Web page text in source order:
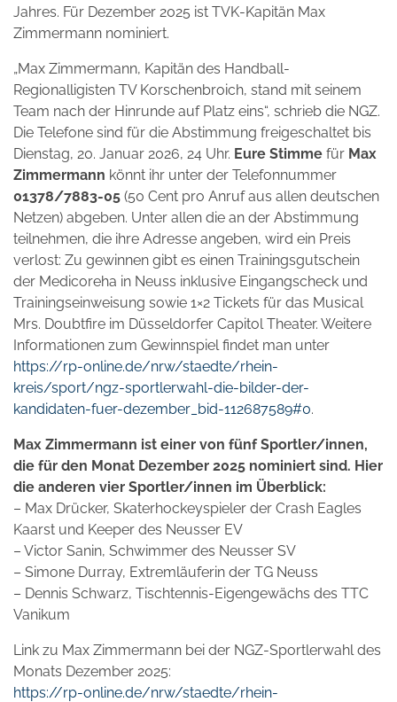
Jahres. Für Dezember 2025 ist TVK-Kapitän Max
Zimmermann nominiert.
„Max Zimmermann, Kapitän des Handball-
Regionalligisten TV Korschenbroich, stand mit seinem
Team nach der Hinrunde auf Platz eins“, schrieb die NGZ.
Die Telefone sind für die Abstimmung freigeschaltet bis
Dienstag, 20. Januar 2026, 24 Uhr. Eure Stimme für Max
Zimmermann könnt ihr unter der Telefonnummer
01378/7883-05 (50 Cent pro Anruf aus allen deutschen
Netzen) abgeben. Unter allen die an der Abstimmung
teilnehmen, die ihre Adresse angeben, wird ein Preis
verlost: Zu gewinnen gibt es einen Trainingsgutschein
der Medicoreha in Neuss inklusive Eingangscheck und
Trainingseinweisung sowie 1×2 Tickets für das Musical
Mrs. Doubtfire im Düsseldorfer Capitol Theater. Weitere
Informationen zum Gewinnspiel findet man unter
https://rp-online.de/nrw/staedte/rhein-
kreis/sport/ngz-sportlerwahl-die-bilder-der-
kandidaten-fuer-dezember_bid-112687589#0.
Max Zimmermann ist einer von fünf Sportler/innen,
die für den Monat Dezember 2025 nominiert sind. Hier
die anderen vier Sportler/innen im Überblick:
– Max Drücker, Skaterhockeyspieler der Crash Eagles
Kaarst und Keeper des Neusser EV
– Victor Sanin, Schwimmer des Neusser SV
– Simone Durray, Extremläuferin der TG Neuss
– Dennis Schwarz, Tischtennis-Eigengewächs des TTC
Vanikum
Link zu Max Zimmermann bei der NGZ-Sportlerwahl des
Monats Dezember 2025:
https://rp-online.de/nrw/staedte/rhein-